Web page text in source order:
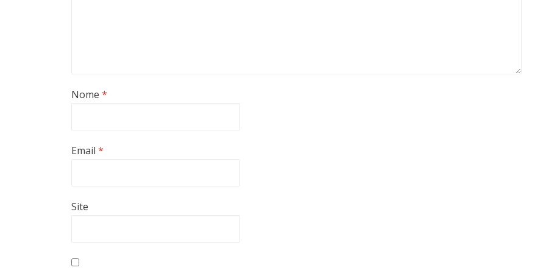
Nome *
Email *
Site